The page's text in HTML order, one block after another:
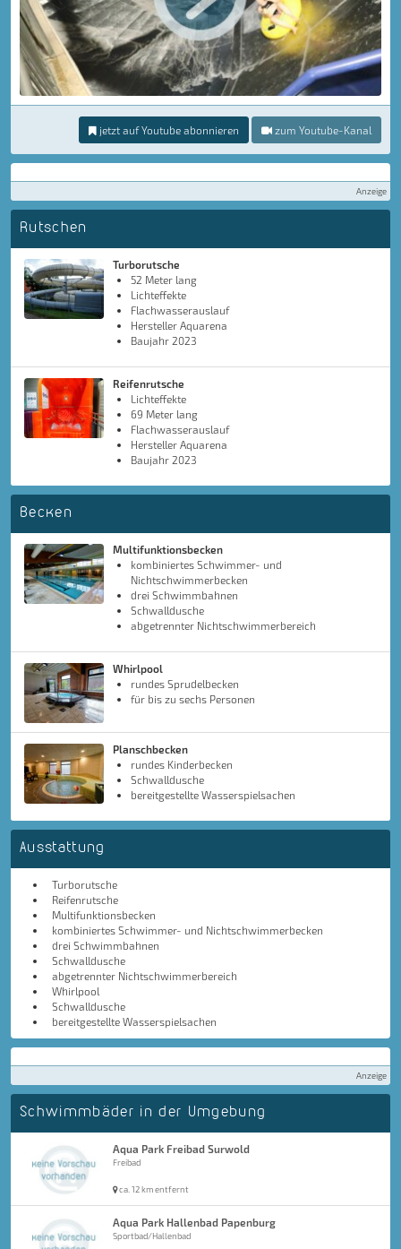
jetzt auf Youtube abonnieren zum Youtube-Kanal
Anzeige
Rutschen
Turborutsche
52 Meter lang
Lichteffekte
Flachwasserauslauf
Hersteller Aquarena
Baujahr 2023
Reifenrutsche
Lichteffekte
69 Meter lang
Flachwasserauslauf
Hersteller Aquarena
Baujahr 2023
Becken
Multifunktionsbecken
kombiniertes Schwimmer- und
Nichtschwimmerbecken
drei Schwimmbahnen
Schwalldusche
abgetrennter Nichtschwimmerbereich
Whirlpool
rundes Sprudelbecken
für bis zu sechs Personen
Planschbecken
rundes Kinderbecken
Schwalldusche
bereitgestellte Wasserspielsachen
Ausstattung
Turborutsche
Reifenrutsche
Multifunktionsbecken
kombiniertes Schwimmer- und Nichtschwimmerbecken
drei Schwimmbahnen
Schwalldusche
abgetrennter Nichtschwimmerbereich
Whirlpool
Schwalldusche
bereitgestellte Wasserspielsachen
Anzeige
Schwimmbäder in der Umgebung
Aqua Park Freibad Surwold
Freibad
ca. 12 km entfernt
Aqua Park Hallenbad Papenburg
Sportbad/Hallenbad